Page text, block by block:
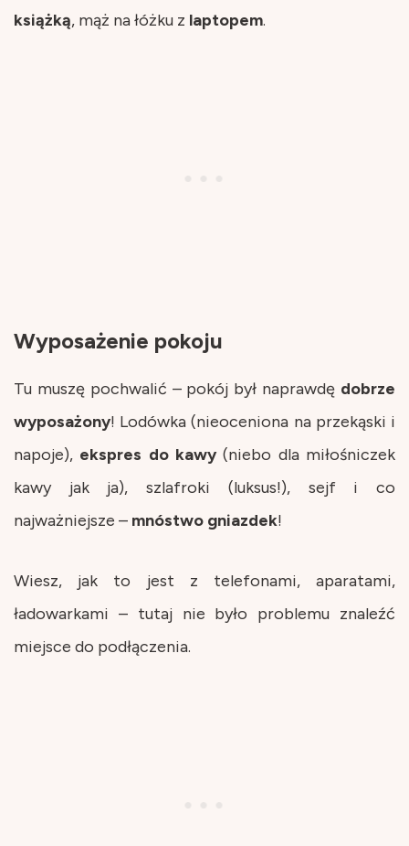
książką, mąż na łóżku z laptopem.
Wyposażenie pokoju
Tu muszę pochwalić – pokój był naprawdę dobrze
wyposażony! Lodówka (nieoceniona na przekąski i
napoje), ekspres do kawy(niebo dla miłośniczek
kawy jak ja), szlafroki (luksus!), sejf i co
najważniejsze – mnóstwo gniazdek!
Wiesz, jak to jest z telefonami, aparatami,
ładowarkami – tutaj nie było problemu znaleźć
miejsce do podłączenia.